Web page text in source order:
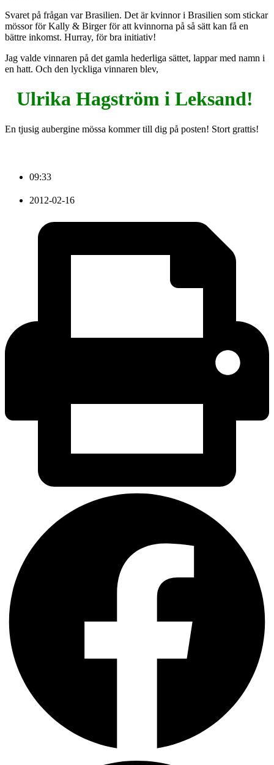
Svaret på frågan var Brasilien. Det är kvinnor i Brasilien som stickar
mössor för Kally & Birger för att kvinnorna på så sätt kan få en
bättre inkomst. Hurray, för bra initiativ!
Jag valde vinnaren på det gamla hederliga sättet, lappar med namn i
en hatt. Och den lyckliga vinnaren blev,
Ulrika Hagström i Leksand!
En tjusig aubergine mössa kommer till dig på posten! Stort grattis!
09:33
2012-02-16